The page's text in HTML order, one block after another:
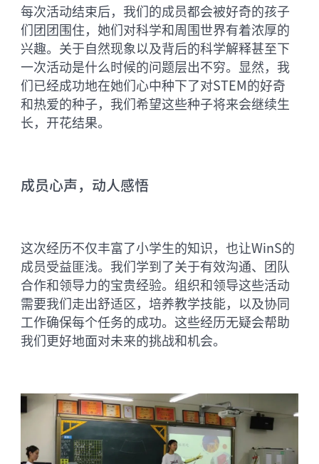
每次活动结束后，我们的成员都会被好奇的孩子
们团团围住，她们对科学和周围世界有着浓厚的
兴趣。关于自然现象以及背后的科学解释甚至下
一次活动是什么时候的问题层出不穷。显然，我
们已经成功地在她们心中种下了对STEM的好奇
和热爱的种子，我们希望这些种子将来会继续生
长，开花结果。
成员心声，动人感悟
这次经历不仅丰富了小学生的知识，也让WinS的
成员受益匪浅。我们学到了关于有效沟通、团队
合作和领导力的宝贵经验。组织和领导这些活动
需要我们走出舒适区，培养教学技能，以及协同
工作确保每个任务的成功。这些经历无疑会帮助
我们更好地面对未来的挑战和机会。